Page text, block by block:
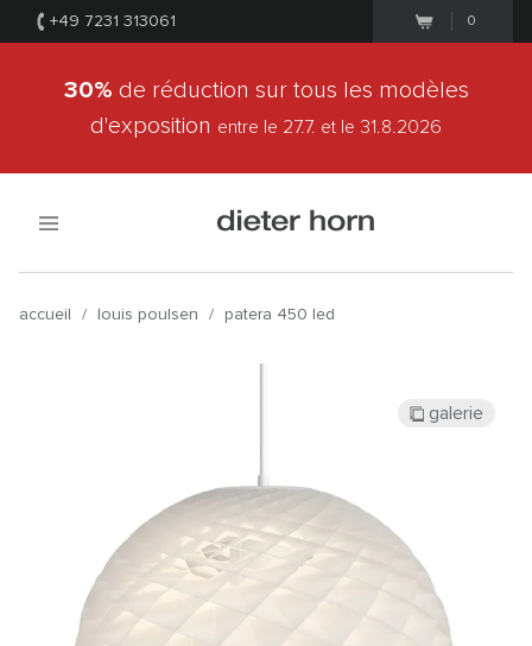
+49 7231 313061 0
30% de réduction sur tous les modèles
d'exposition entre le 27.7. et le 31.8.2026
accueil / louis poulsen / patera 450 led
galerie